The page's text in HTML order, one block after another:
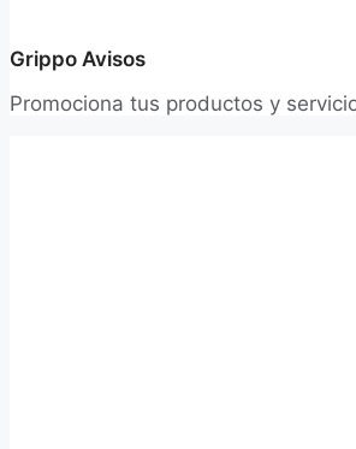
Grippo Avisos
Promociona tus productos y